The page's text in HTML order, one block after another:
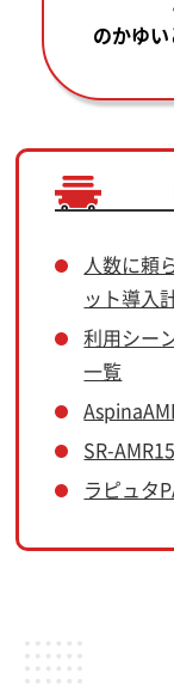
のかゆ
人数に頼
ット導入
利用シー
一覧
SR-
ラピュタ